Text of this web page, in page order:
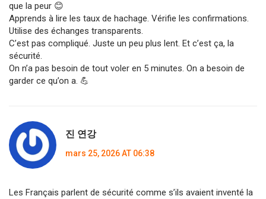
que la peur 😊
Apprends à lire les taux de hachage. Vérifie les confirmations.
Utilise des échanges transparents.
C’est pas compliqué. Juste un peu plus lent. Et c’est ça, la
sécurité.
On n’a pas besoin de tout voler en 5 minutes. On a besoin de
garder ce qu’on a. 💪
진 연강
mars 25, 2026 AT 06:38
Les Français parlent de sécurité comme s’ils avaient inventé la